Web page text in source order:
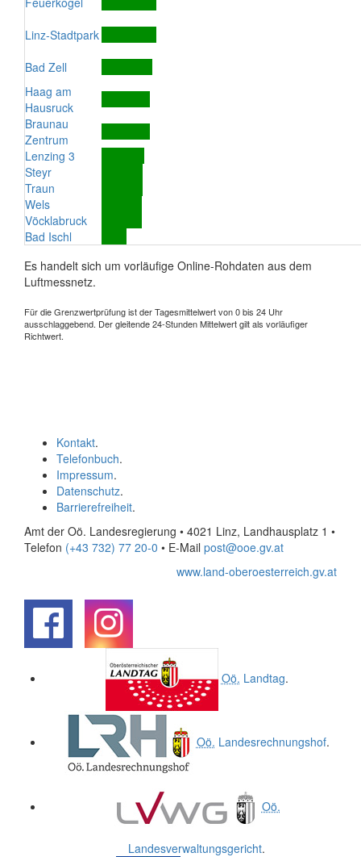
Linz-Stadtpark
Bad Zell
Haag am
Hausruck
Braunau
Zentrum
Lenzing 3
Steyr
Traun
Wels
Vöcklabruck
Bad Ischl
Es handelt sich um vorläufige Online-Rohdaten aus dem
Luftmessnetz.
Für die Grenzwertprüfung ist der Tagesmittelwert von 0 bis 24 Uhr
ausschlaggebend. Der gleitende 24-Stunden Mittelwert gilt als vorläufiger
Richtwert.
Kontakt.
Telefonbuch.
Impressum.
Datenschutz.
Barrierefreiheit.
Amt der Oö. Landesregierung • 4021 Linz, Landhausplatz 1 •
Telefon (+43 732) 77 20-0 • E-Mail post@ooe.gv.at
www.land-oberoesterreich.gv.at
Oö. Landtag.
Oö. Landesrechnungshof.
Oö.
Landesverwaltungsgericht.